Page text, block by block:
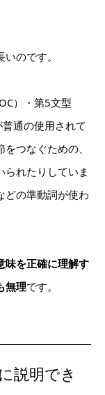
のです。
）・第5文型
普通の使用されて
つなぐための、
れたりしていま
どの準動詞が使わ
味を正確に理解す
無理です。
説明でき